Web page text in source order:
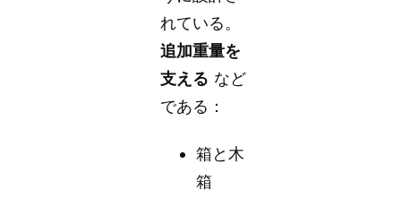
れている。
追加重量を
支える など
である：
箱と木
箱